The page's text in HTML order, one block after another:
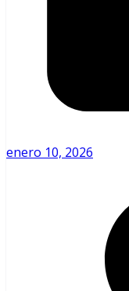
enero 10, 2026